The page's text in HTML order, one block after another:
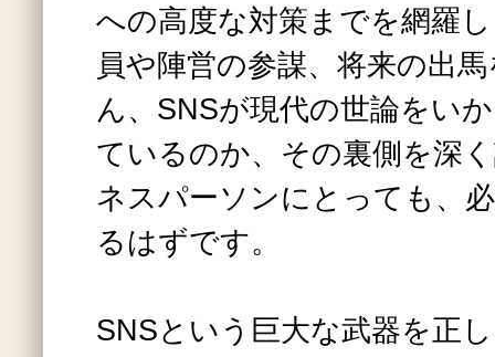
への高度な対策までを網羅
員や陣営の参謀、将来の出
ん、SNSが現代の世論をい
ているのか、その裏側を深
ネスパーソンにとっても、
るはずです。
SNSという巨大な武器を正